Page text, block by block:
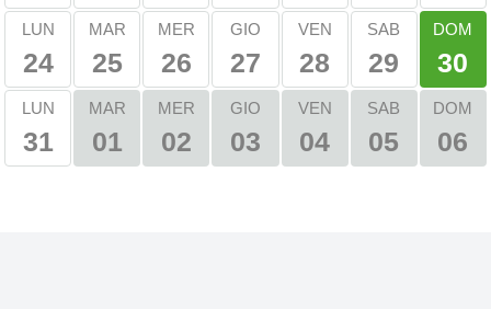
LUN
24
MAR
25
MER
26
GIO
27
VEN
28
SAB
29
DOM
30
LUN
31
MAR
01
MER
02
GIO
03
VEN
04
SAB
05
DOM
06